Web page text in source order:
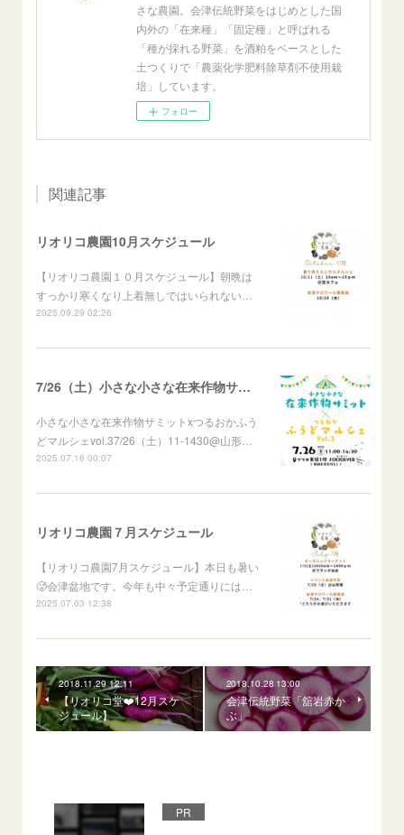
さな農園。会津伝統野菜をはじめとした国
内外の「在来種」「固定種」と呼ばれる
「種が採れる野菜」を酒粕をベースとした
土つくりで「農薬化学肥料除草剤不使用栽
培」しています。
フォロー
関連記事
リオリコ農園10月スケジュール
【リオリコ農園１０月スケジュール】朝晩は
すっかり寒くなり上着無しではいられない…
2025.09.29 02:26
7/26（土）小さな小さな在来作物サミットXつるおかふうどマルシェ
小さな小さな在来作物サミットxつるおかふう
どマルシェvol.37/26（土）11-1430@山形…
2025.07.16 00:07
リオリコ農園７月スケジュール
【リオリコ農園7月スケジュール】本日も暑い
🥵会津盆地です。今年も中々予定通りには…
2025.07.03 12:38
2018.11.29 12:11
【リオリコ堂❤️12月スケ
ジュール】
2018.10.28 13:00
会津伝統野菜「舘岩赤か
ぶ」
PR